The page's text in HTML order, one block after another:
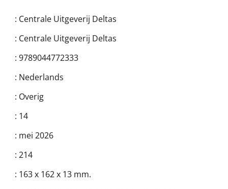
: Centrale Uitgeverij Deltas
: Centrale Uitgeverij Deltas
: 9789044772333
: Nederlands
: Overig
: 14
: mei 2026
: 214
: 163 x 162 x 13 mm.